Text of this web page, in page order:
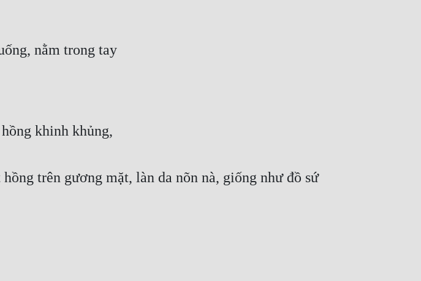
nằm trong tay
khinh khủng,
trên gương mặt, làn da nõn nà, giống như đồ sứ